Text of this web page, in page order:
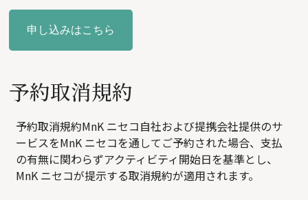
申し込みはこちら
予約取消規約
予約取消規約MnK ニセコ自社および提携会社提供のサ
ービスをMnK ニセコを通してご予約された場合、支払
の有無に関わらずアクティビティ開始日を基準とし、
MnK ニセコが提示する取消規約が適用されます。